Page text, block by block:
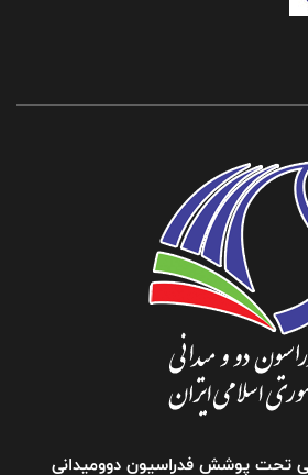
تحت پوشش فدراسیون دوومیدانی